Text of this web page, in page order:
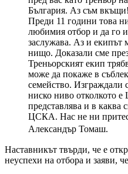
България. Аз съм
Преди 11 години това
любимия отбор и да го
заслужава. Аз и екипът
нищо. Доказали сме
Треньорският екип
може да покаже в
семейство. Изграждали
ниско ниво отколкото
представлява и в каква
ЦСКА. Нас не ни
Александър Томаш.
Наставникът твърди, че е
неуспехи на отбора и заяви,